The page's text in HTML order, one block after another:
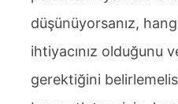
düşünüyorsanız,
ihtiyacınız olduğunu
gerektiğini